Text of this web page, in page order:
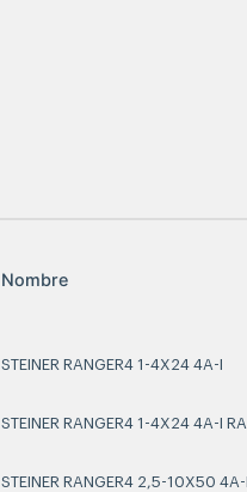
Nombre
STEINER RANGER4 1-4X24 4A-I
STEINER RANGER4 1-4X24 4A-I RA
STEINER RANGER4 2,5-10X50 4A-I